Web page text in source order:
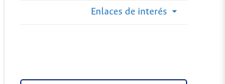
Enlaces de interés